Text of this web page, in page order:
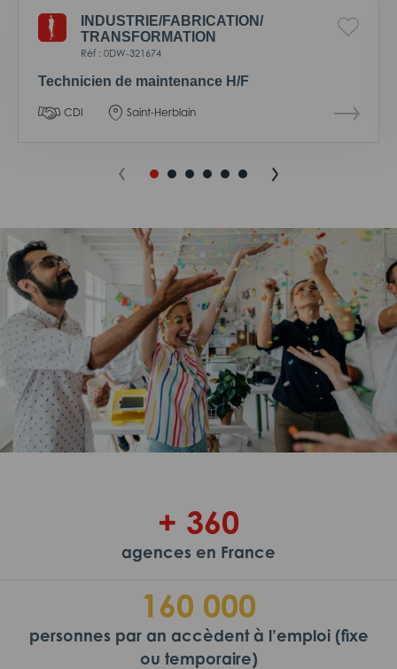
INDUSTRIE/FABRICATION/
TRANSFORMATION
Réf : 0DW-321674
Technicien de maintenance H/F
CDI Saint-Herblain
+ 360
agences en France
160 000
personnes par an accèdent à l’emploi (fixe
ou temporaire)